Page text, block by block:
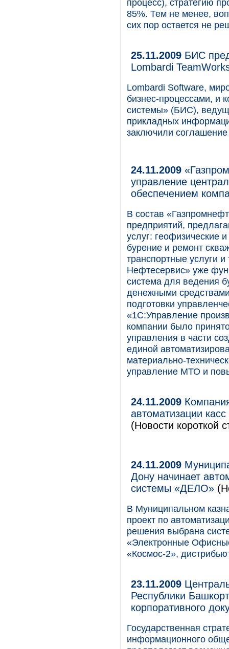
процесс), стратегию
85%. Тем не менее,
сих пор остается не
25.11.2009 БИС
Lombardi
Lombardi Software,
бизнес-процессами, и
системы» (БИС),
прикладных
заключили соглашение
24.11.2009
управление
обеспечением
В состав
предприятий,
услуг: геофизические
бурение и ремонт
транспортные услуги
Нефтесервис» уже
система для ведения
денежными
подготовки
«1С:Управление
компании было
управления в части
единой
материально-
управление МТО и
24.11.2009
автоматизации
(Новости короткой
24.11.2009
Дону начинает
системы «ДЕЛО»
В Муниципальном
проект по
решения выбрана
«Электронные
«Космос-2»,
23.11.2009
Республики
корпоративного
Государственная
информационного